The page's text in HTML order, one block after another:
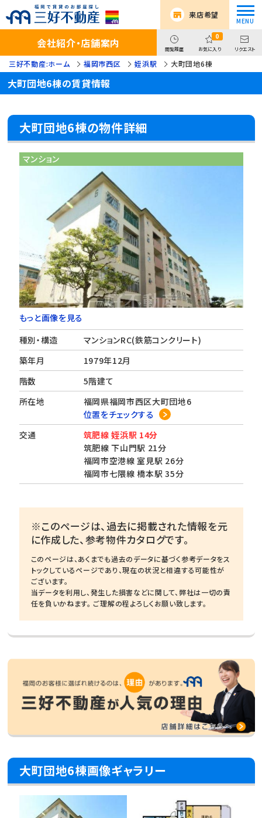
来店希望
会社紹介・店舗案内 閲覧履歴
0
お気に入り リクエスト
三好不動産:ホーム 福岡市西区 姪浜駅 大町団地6棟
大町団地6棟の賃貸情報
大町団地6棟の物件詳細
マンション
もっと画像を見る
種別・構造
マンションRC(鉄筋コンクリート)
築年月
1979年12月
階数
5階建て
所在地
福岡県福岡市西区大町団地6
位置をチェックする
交通
筑肥線 姪浜駅 14分
筑肥線 下山門駅 21分
福岡市空港線 室見駅 26分
福岡市七隈線 橋本駅 35分
※このページは、過去に掲載された情報を元
に作成した、参考物件カタログです。
このページは、あくまでも過去のデータに基づく参考データをス
トックしているページであり、現在の状況と相違する可能性が
ございます。
当データを利用し、発生した損害などに関して、弊社は一切の責
任を負いかねます。 ご理解の程よろしくお願い致します。
大町団地6棟画像ギャラリー